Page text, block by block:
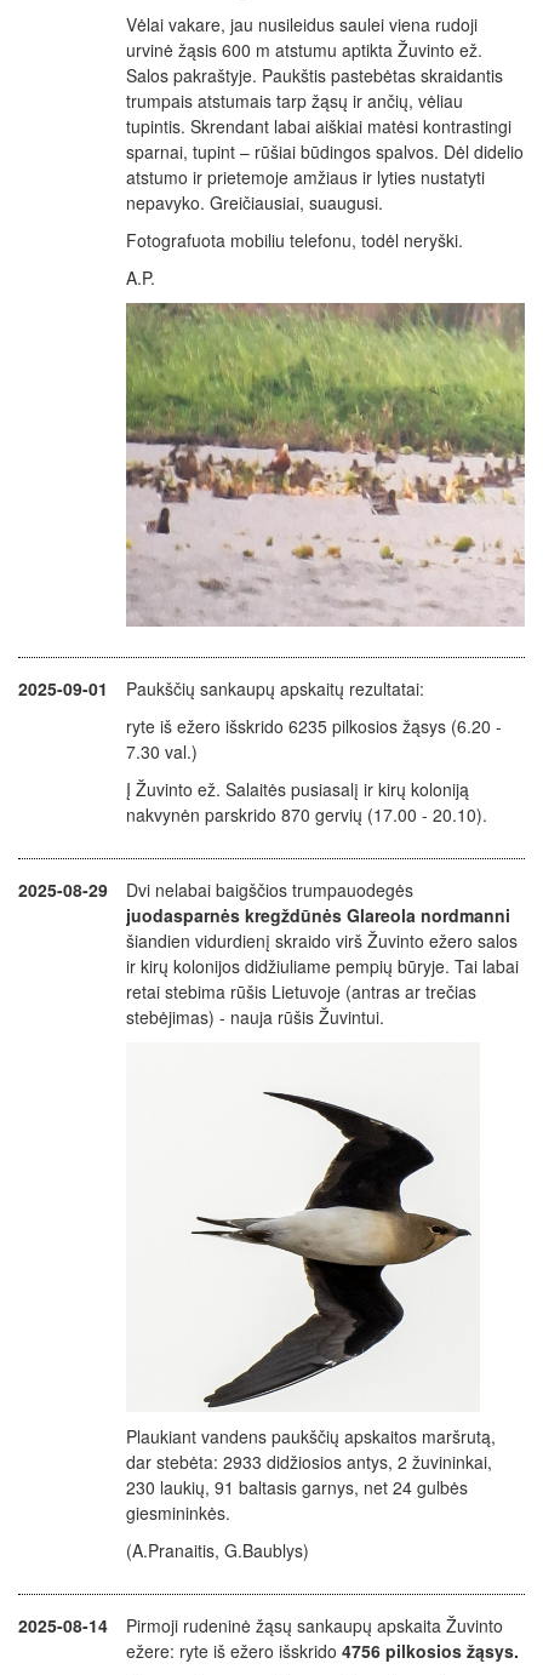
Vėlai vakare, jau nusileidus saulei viena rudoji
urvinė žąsis 600 m atstumu aptikta Žuvinto ež.
Salos pakraštyje. Paukštis pastebėtas skraidantis
trumpais atstumais tarp žąsų ir ančių, vėliau
tupintis. Skrendant labai aiškiai matėsi kontrastingi
sparnai, tupint – rūšiai būdingos spalvos. Dėl didelio
atstumo ir prietemoje amžiaus ir lyties nustatyti
nepavyko. Greičiausiai, suaugusi.
Fotografuota mobiliu telefonu, todėl neryški.
A.P.
2025-09-01
Paukščių sankaupų apskaitų rezultatai:
ryte iš ežero išskrido 6235 pilkosios žąsys (6.20 -
7.30 val.)
Į Žuvinto ež. Salaitės pusiasalį ir kirų koloniją
nakvynėn parskrido 870 gervių (17.00 - 20.10).
2025-08-29
Dvi nelabai baigščios trumpauodegės
juodasparnės kregždūnės Glareola nordmanni
šiandien vidurdienį skraido virš Žuvinto ežero salos
ir kirų kolonijos didžiuliame pempių būryje. Tai labai
retai stebima rūšis Lietuvoje (antras ar trečias
stebėjimas) - nauja rūšis Žuvintui.
Plaukiant vandens paukščių apskaitos maršrutą,
dar stebėta: 2933 didžiosios antys, 2 žuvininkai,
230 laukių, 91 baltasis garnys, net 24 gulbės
giesmininkės.
(A.Pranaitis, G.Baublys)
2025-08-14
Pirmoji rudeninė žąsų sankaupų apskaita Žuvinto
ežere: ryte iš ežero išskrido 4756 pilkosios žąsys.